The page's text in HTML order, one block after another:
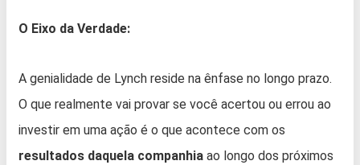
O Eixo da Verdade:
A genialidade de Lynch reside na ênfase no longo prazo.
O que realmente vai provar se você acertou ou errou ao
investir em uma ação é o que acontece com os
resultados daquela companhia ao longo dos próximos